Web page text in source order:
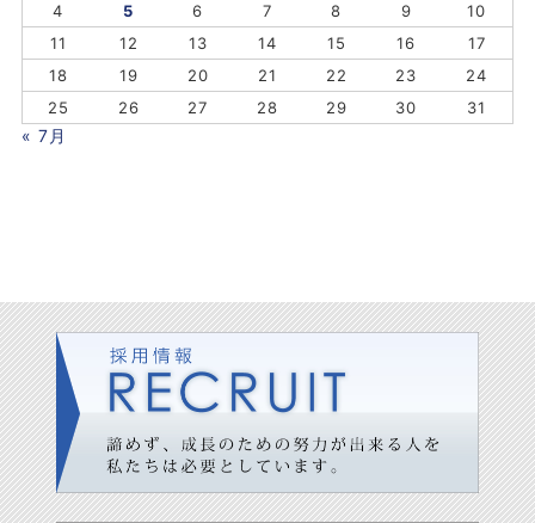
4
5 6 7 8 9
10
11
12 13 14 15 16
17
18
19 20 21 22 23
24
25
26 27 28 29 30 31
« 7月